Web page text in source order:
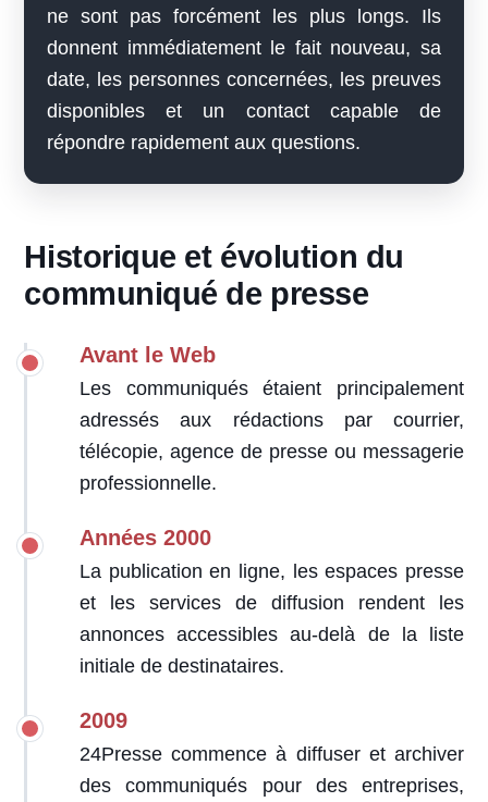
ne sont pas forcément les plus longs. Ils
donnent immédiatement le fait nouveau, sa
date, les personnes concernées, les preuves
disponibles et un contact capable de
répondre rapidement aux questions.
Historique et évolution du
communiqué de presse
Avant le Web
Les communiqués étaient principalement
adressés aux rédactions par courrier,
télécopie, agence de presse ou messagerie
professionnelle.
Années 2000
La publication en ligne, les espaces presse
et les services de diffusion rendent les
annonces accessibles au-delà de la liste
initiale de destinataires.
2009
24Presse commence à diffuser et archiver
des communiqués pour des entreprises,